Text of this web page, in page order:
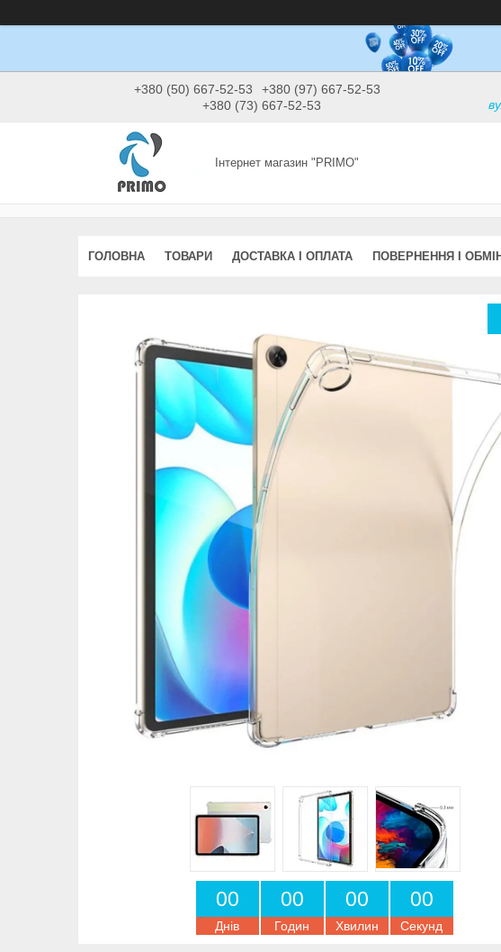
+380 (50) 667-52-53
+380 (97) 667-52-53
+380 (73) 667-52-53
Інтернет магазин "PRIMO"
ГОЛОВНА ТОВАРИ ДОСТАВКА І ОПЛАТА ПОВЕРНЕННЯ І ОБМІН
00
Днів
00
Годин
00
Хвилин
00
Секунд